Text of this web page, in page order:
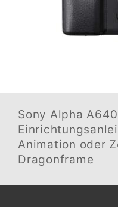
Sony Alpha
Animation oder
Dragonframe